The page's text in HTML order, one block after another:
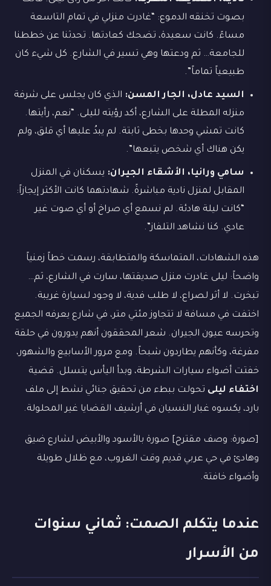
بصوت تخنقه الدموع: “غادرت منزلي في تمام التاسعة
مساءً. كانت سعيدة، تضحك كعادتها. تحدثنا عن خططنا
للجامعة… ثم ودعتها وهي تسير في الشارع. كل شيء كان
طبيعياً تماماً”.
السيد عادل، الجار المسن: الذي كان يجلس على شرفة
منزله المطلة على الشارع، أكد رؤيته لليلى. “نعم، رأيتها.
كانت تمشي وحدها بخطى ثابتة. لم يبدُ عليها أي قلق، ولم
يكن هناك أي شخص يتبعها”.
سامي ورانيا، الأشقاء الجيران: يسكنان في المنزل
المقابل لمنزل نادية مباشرةً. شهادتهما كانت الأكثر إيجازاً:
“كانت ليلة هادئة. لم نسمع أي صراخ أو أي صوت غير
عادي. كنا نشاهد التلفاز”.
هذه الشهادات، المتماسكة والمتطابقة، رسمت خطاً زمنياً
واضحاً: ليلى غادرت منزل صديقتها، سارت في الشارع، ثم…
تبخرت. لا أثر لصراع، لا طلب فدية، لا وجود لسيارة غريبة.
اختفت في مسافة لا تتجاوز مئتي متر، في شارع يعرفه الجميع
وتحرسه عيون الجيران. شعر المحققون أنهم يدورون في حلقة
مفرغة، وكأنهم يطاردون شبحاً. ومع مرور الأسابيع والشهور،
خفتت أضواء سيارات الشرطة، وبدأ اليأس يتسلل. قضية
اختفاء ليلى تحولت ببطء من تحقيق جنائي نشط إلى ملف
بارد، يكسوه غبار النسيان في أرشيف القضايا غير المحلولة.
[صورة: وصف مقترح] صورة بالأسود والأبيض لشارع ضيق
وهادئ في حي عربي قديم وقت الغروب، مع ظلال طويلة
وأضواء خافتة.
عندما يتكلم الصمت: ثماني سنوات
من الأسرار